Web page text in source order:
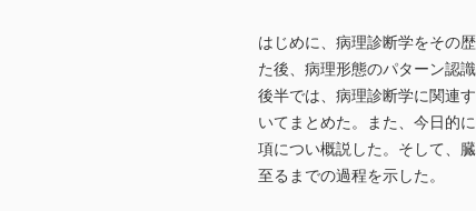
はじめに、病理診断学をその
た後、病理形態のパターン認
後半では、病理診断学に関連
いてまとめた。また、今日的
項につい概説した。そして、
至るまでの過程を示した。